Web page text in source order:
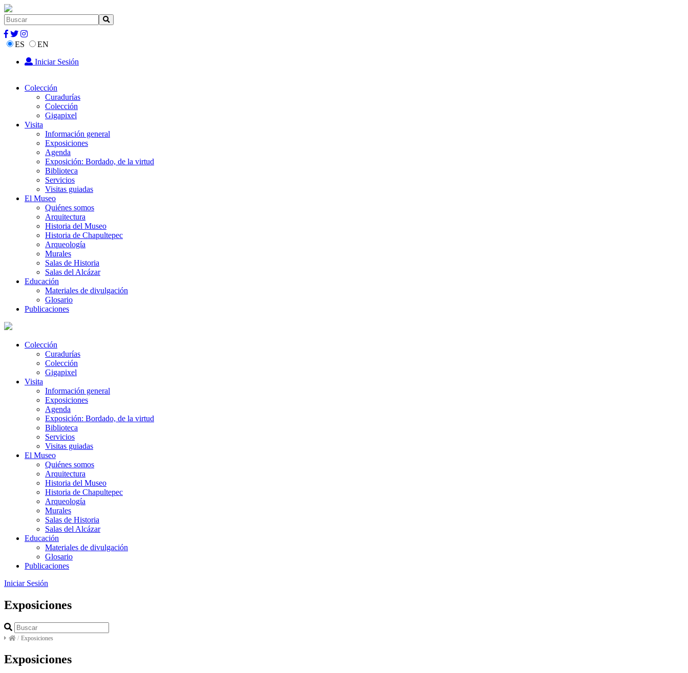
ES
EN
Iniciar Sesión
Colección
Curadurías
Colección
Gigapixel
Visita
Información general
Exposiciones
Agenda
Exposición: Bordado, de la virtud
Biblioteca
Servicios
Visitas guiadas
El Museo
Quiénes somos
Arquitectura
Historia del Museo
Historia de Chapultepec
Arqueología
Murales
Salas de Historia
Salas del Alcázar
Educación
Materiales de divulgación
Glosario
Publicaciones
Colección
Curadurías
Colección
Gigapixel
Visita
Información general
Exposiciones
Agenda
Exposición: Bordado, de la virtud
Biblioteca
Servicios
Visitas guiadas
El Museo
Quiénes somos
Arquitectura
Historia del Museo
Historia de Chapultepec
Arqueología
Murales
Salas de Historia
Salas del Alcázar
Educación
Materiales de divulgación
Glosario
Publicaciones
Iniciar Sesión
Exposiciones
/ Exposiciones
Exposiciones